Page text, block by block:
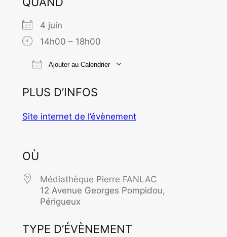
4 juin
14h00 – 18h00
Ajouter au Calendrier
PLUS D’INFOS
Site internet de l’évènement
OÙ
Médiathèque Pierre FANLAC
12 Avenue Georges Pompidou,
Périgueux
TYPE D’ÉVÈNEMENT